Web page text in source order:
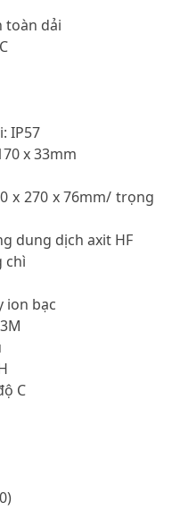
toàn dải
IP57
x 33mm
x 270 x 76mm/ trọng
dung dịch axit HF
chì
ion bạc
C